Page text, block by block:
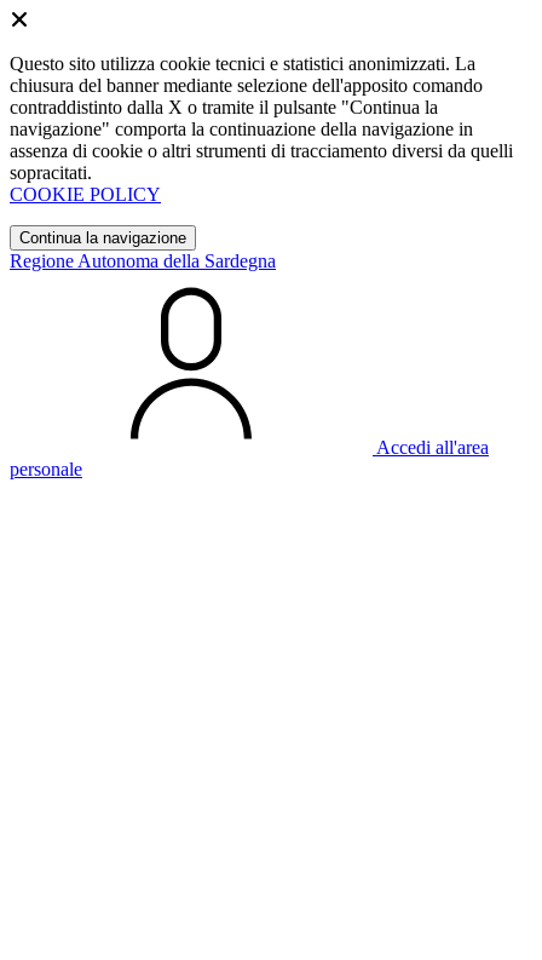
Questo sito utilizza cookie tecnici e statistici anonimizzati. La
chiusura del banner mediante selezione dell'apposito comando
contraddistinto dalla X o tramite il pulsante "Continua la
navigazione" comporta la continuazione della navigazione in
assenza di cookie o altri strumenti di tracciamento diversi da quelli
sopracitati.
COOKIE POLICY
Continua la navigazione
Regione Autonoma della Sardegna
Accedi all'area
personale